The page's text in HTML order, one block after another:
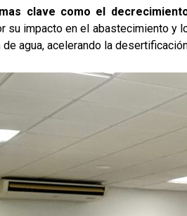
clave como el
su impacto en el abastecimiento
agua, acelerando la